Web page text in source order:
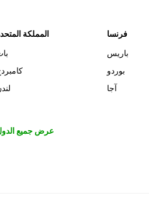
المملكة
فرنسا
باريس
بوردو
آجا
عرض جميع